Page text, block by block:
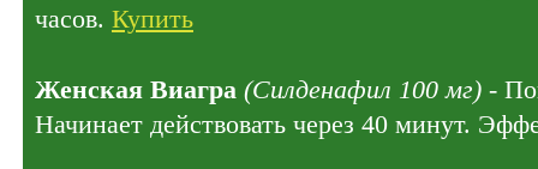
часов. Купить
Женская Виагра (Силденафил 100 мг) -
Начинает действовать через 40 минут.